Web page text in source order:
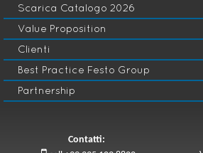
Scarica Catalogo 2026
Value Proposition
Clienti
Best Practice Festo Group
Partnership
Contatti: